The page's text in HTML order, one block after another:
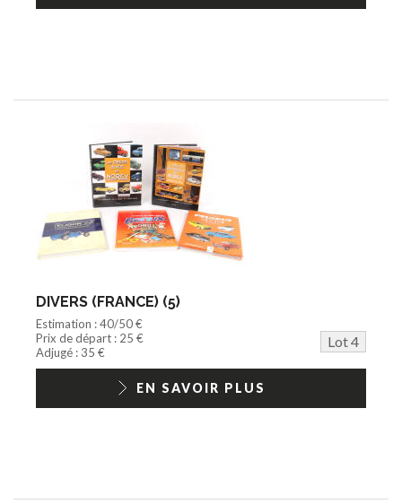
DIVERS (FRANCE) (5)
Estimation : 40/50 €
Prix de départ : 25 €
Lot 4
Adjugé : 35 €
EN SAVOIR PLUS